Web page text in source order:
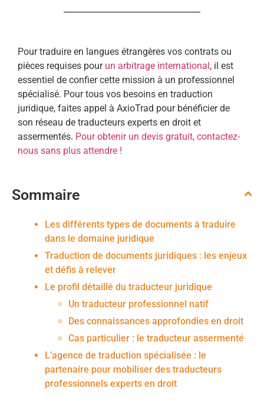
Pour traduire en langues étrangères vos contrats ou
pièces requises pour un arbitrage international, il est
essentiel de confier cette mission à un professionnel
spécialisé. Pour tous vos besoins en traduction
juridique, faites appel à AxioTrad pour bénéficier de
son réseau de traducteurs experts en droit et
assermentés. Pour obtenir un devis gratuit, contactez-
nous sans plus attendre !
Sommaire
Les différents types de documents à traduire
dans le domaine juridique
Traduction de documents juridiques : les enjeux
et défis à relever
Le profil détaillé du traducteur juridique
Un traducteur professionnel natif
Des connaissances approfondies en droit
Cas particulier : le traducteur assermenté
L’agence de traduction spécialisée : le
partenaire pour mobiliser des traducteurs
professionnels experts en droit